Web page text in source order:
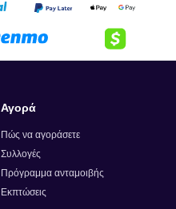
Αγορά
Πώς να αγοράσετε
Συλλογές
Πρόγραμμα ανταμοιβής
Εκπτώσεις